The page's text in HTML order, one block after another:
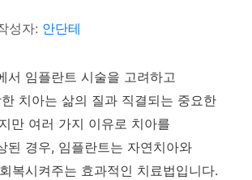
성자: 안단테
서 임플란트 시술을 고려하고
치아는 삶의 질과 직결되는 중요한
만 여러 가지 이유로 치아를
된 경우, 임플란트는 자연치아와
복시켜주는 효과적인 치료법입니다.